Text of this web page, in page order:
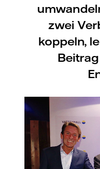
zwei
koppeln,